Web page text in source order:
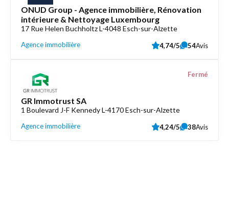
ONUD Group - Agence immobilière, Rénovation
intérieure & Nettoyage Luxembourg
17 Rue Helen Buchholtz L-4048 Esch-sur-Alzette
Agence immobilière 4,74/5 54Avis
GR Immotrust SA
1 Boulevard J-F Kennedy L-4170 Esch-sur-Alzette
Agence immobilière
Fermé
4,24/5 38Avis